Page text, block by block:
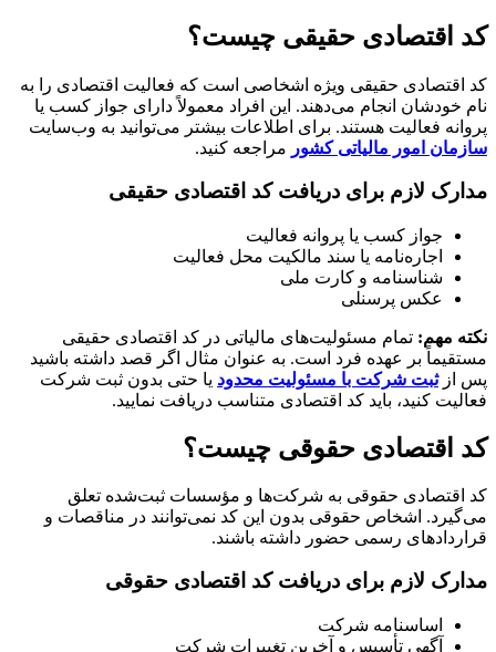
کد اقتصادی حقیقی چیست؟
کد اقتصادی حقیقی ویژه اشخاصی است که فعالیت اقتصادی را به
نام خودشان انجام می‌دهند. این افراد معمولاً دارای جواز کسب یا
پروانه فعالیت هستند. برای اطلاعات بیشتر می‌توانید به وب‌سایت
سازمان امور مالیاتی کشور مراجعه کنید.
مدارک لازم برای دریافت کد اقتصادی حقیقی
جواز کسب یا پروانه فعالیت
اجاره‌نامه یا سند مالکیت محل فعالیت
شناسنامه و کارت ملی
عکس پرسنلی
نکته مهم:تمام مسئولیت‌های مالیاتی در کد اقتصادی حقیقی
مستقیماً بر عهده فرد است. به عنوان مثال اگر قصد داشته باشید
پس از ثبت شرکت با مسئولیت محدودیا حتی بدون ثبت شرکت
فعالیت کنید، باید کد اقتصادی متناسب دریافت نمایید.
کد اقتصادی حقوقی چیست؟
کد اقتصادی حقوقی به شرکت‌ها و مؤسسات ثبت‌شده تعلق
می‌گیرد. اشخاص حقوقی بدون این کد نمی‌توانند در مناقصات و
قراردادهای رسمی حضور داشته باشند.
مدارک لازم برای دریافت کد اقتصادی حقوقی
اساسنامه شرکت
آگهی تأسیس و آخرین تغییرات شرکت